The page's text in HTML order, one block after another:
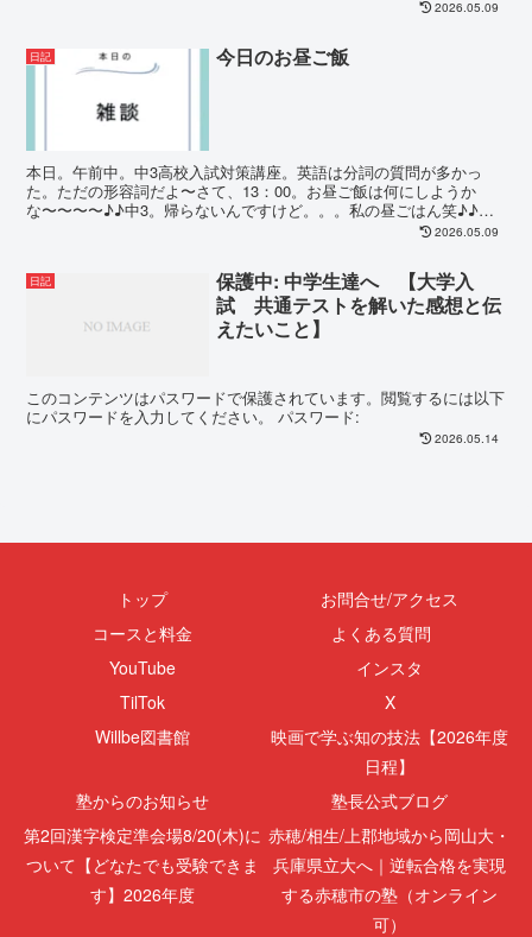
2026.05.09
日記 今日のお昼ご飯
本日。午前中。中3高校入試対策講座。英語は分詞の質問が多かっ
た。ただの形容詞だよ〜さて、13：00。お昼ご飯は何にしようか
な〜〜〜〜♪♪中3。帰らないんですけど。。。私の昼ごはん笑♪♪ど
うやら闇に葬られたようです。そんなに勉強したいないな...2026.05.09
日記
保護中: 中学生達へ 【大学入
試 共通テストを解いた感想と伝
えたいこと】
このコンテンツはパスワードで保護されています。閲覧するには以下
にパスワードを入力してください。 パスワード:
2026.05.14
トップ
お問合せ/アクセス
コースと料金
よくある質問
YouTube
インスタ
TilTok
X
Willbe図書館
映画で学ぶ知の技法【2026年度
日程】
塾からのお知らせ
塾長公式ブログ
第2回漢字検定準会場8/20(木)に
ついて【どなたでも受験できま
す】2026年度
赤穂/相生/上郡地域から岡山大・
兵庫県立大へ｜逆転合格を実現
する赤穂市の塾（オンライン
可）